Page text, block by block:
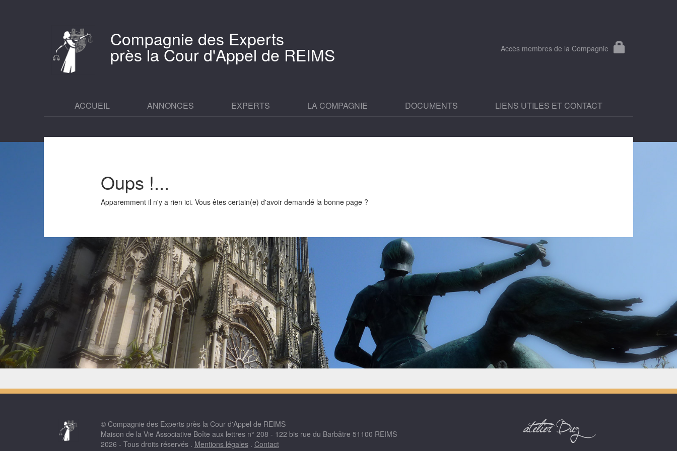
Compagnie des Experts
près la Cour d'Appel de REIMS Accès membres de la Compagnie
ACCUEIL ANNONCES EXPERTS LA COMPAGNIE DOCUMENTS LIENS UTILES ET CONTACT
Oups !...
Apparemment il n'y a rien ici. Vous êtes certain(e) d'avoir demandé la bonne page ?
© Compagnie des Experts près la Cour d'Appel de REIMS
Maison de la Vie Associative Boîte aux lettres n° 208 - 122 bis rue du Barbâtre 51100 REIMS
2026 - Tous droits réservés . Mentions légales. Contact